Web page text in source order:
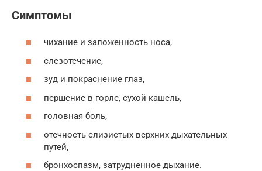
Симптомы
чихание и заложенность носа,
слезотечение,
зуд и покраснение глаз,
першение в горле, сухой кашель,
головная боль,
отечность слизистых верхних дыхательных
путей,
бронхоспазм, затрудненное дыхание.